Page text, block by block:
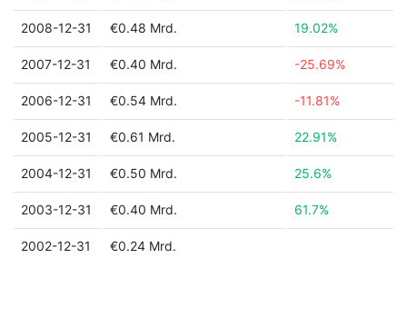
2008-12-31 €0.48 Mrd. 19.02%
2007-12-31 €0.40 Mrd. -25.69%
2006-12-31 €0.54 Mrd. -11.81%
2005-12-31 €0.61 Mrd. 22.91%
2004-12-31 €0.50 Mrd. 25.6%
2003-12-31 €0.40 Mrd. 61.7%
2002-12-31 €0.24 Mrd.